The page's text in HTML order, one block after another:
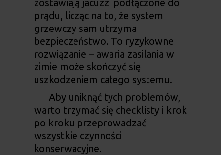
zostawiają jacuzzi podłączone do
prądu, licząc na to, że system
grzewczy sam utrzyma
bezpieczeństwo. To ryzykowne
rozwiązanie – awaria zasilania w
zimie może skończyć się
uszkodzeniem całego systemu.
Aby uniknąć tych problemów,
warto trzymać się checklisty i krok
po kroku przeprowadzać
wszystkie czynności
konserwacyjne.